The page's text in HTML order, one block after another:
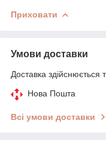
Приховати
Умови доставки
Доставка здійснюється
Нова Пошта
Всі умови доставки